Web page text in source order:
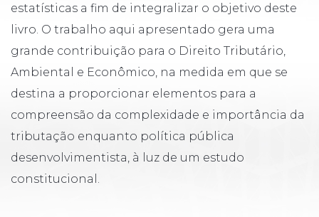
estatísticas a fim de integralizar o objetivo deste
livro. O trabalho aqui apresentado gera uma
grande contribuição para o Direito Tributário,
Ambiental e Econômico, na medida em que se
destina a proporcionar elementos para a
compreensão da complexidade e importância da
tributação enquanto política pública
desenvolvimentista, à luz de um estudo
constitucional.